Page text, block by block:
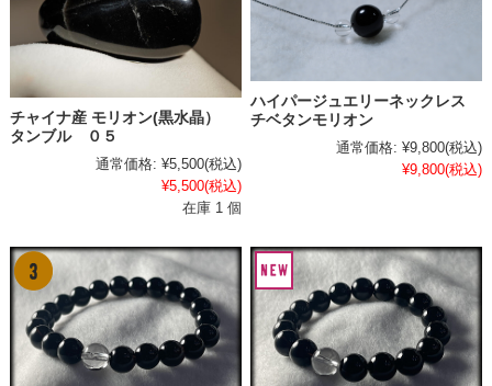
チャイナ産 モリオン(黒水晶）
タンブル ０５
通常価格: ¥5,500(税込)
¥5,500(税込)
在庫 1 個
ハイパージュエリーネックレス
チベタンモリオン
通常価格: ¥9,800(税込)
¥9,800(税込)